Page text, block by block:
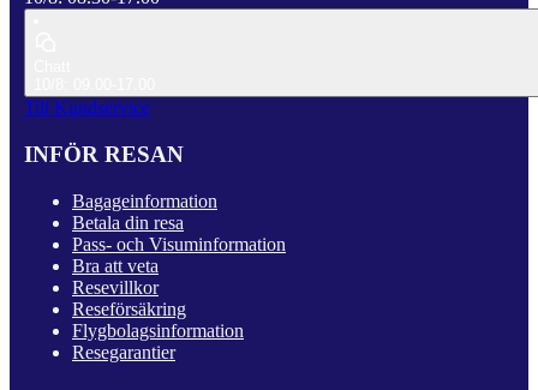
Till Kundservice
INFÖR RESAN
Bagageinformation
Betala din resa
Pass- och Visuminformation
Bra att veta
Resevillkor
Reseförsäkring
Flygbolagsinformation
Resegarantier